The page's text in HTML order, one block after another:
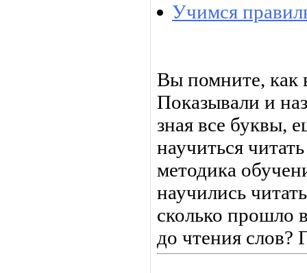
Учимся
Вы помните, как
Показывали и
зная все буквы,
научиться
методика
научились
сколько прошло
до чтения слов?